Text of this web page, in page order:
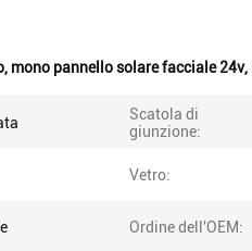
, mono pannello solare facciale 24v,
Scatola di
giunzione:
Vetro:
Ordine dell'OEM: